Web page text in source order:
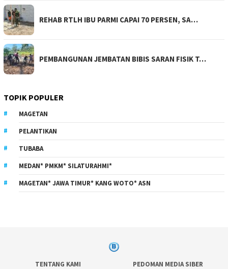
REHAB RTLH IBU PARMI CAPAI 70 PERSEN, SA…
PEMBANGUNAN JEMBATAN BIBIS SARAN FISIK T…
TOPIK POPULER
MAGETAN
PELANTIKAN
TUBABA
MEDAN* PMKM* SILATURAHMI*
MAGETAN* JAWA TIMUR* KANG WOTO* ASN
TENTANG KAMI
PEDOMAN MEDIA SIBER